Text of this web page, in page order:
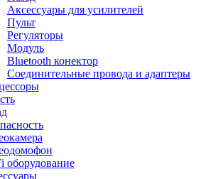
Аксессуары для усилителей
Пульт
Регуляторы
Модуль
Bluetooth конектор
Соединительные провода и адаптеры
оборудование